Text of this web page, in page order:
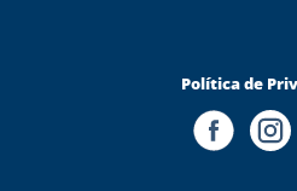
Política de